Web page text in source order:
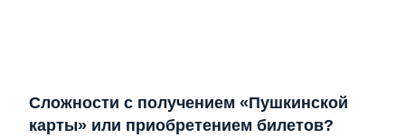
Сложности с получением «Пушкинской
карты» или приобретением билетов?